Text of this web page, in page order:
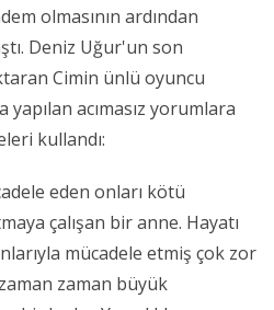
olmasının ardından
Deniz Uğur'un son
Cimin ünlü oyuncu
yapılan acımasız yorumlara
kullandı:
eden onları kötü
çalışan bir anne. Hayatı
mücadele etmiş çok zor
zaman büyük